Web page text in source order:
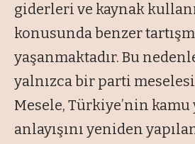
giderleri ve kaynak
konusunda benzer
yaşanmaktadır. Bu
yalnızca bir parti
Mesele, Türkiye’nin
anlayışını yeniden